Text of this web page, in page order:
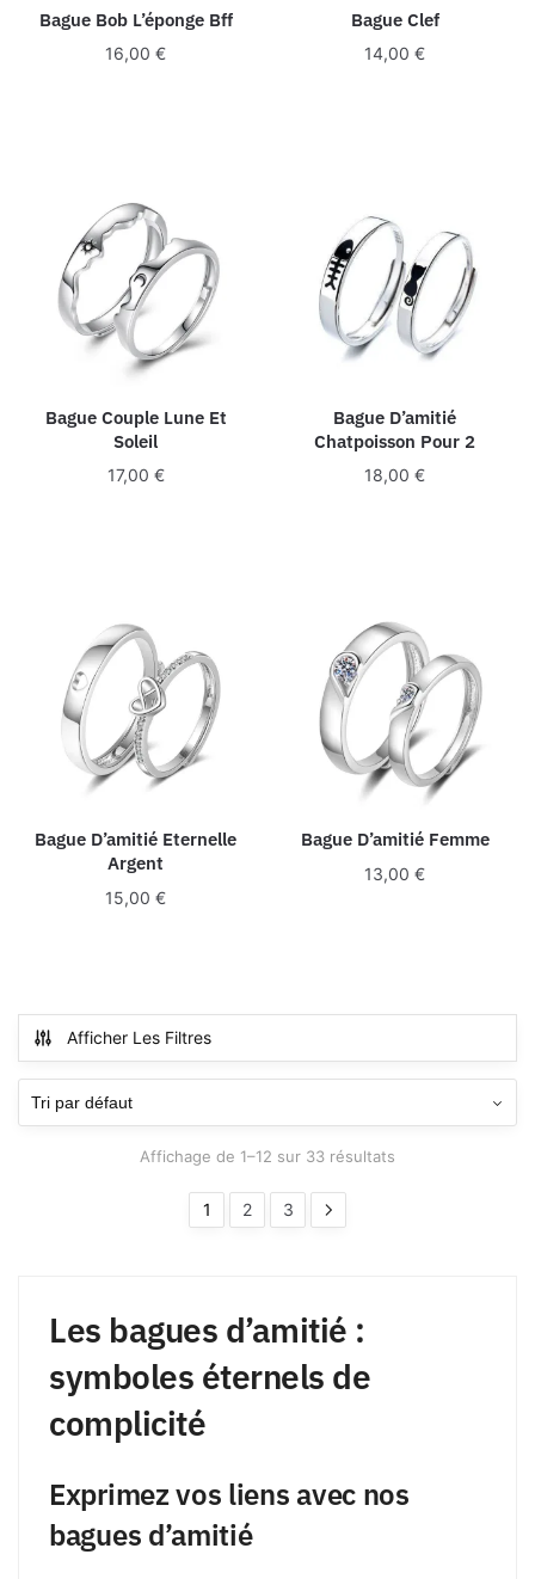
Bague Bob L’éponge Bff
16,00€
Bague Clef
14,00€
Bague Couple Lune Et
Soleil
17,00 €
Bague D’amitié
Chatpoisson Pour 2
18,00€
Bague D’amitié Eternelle
Argent
15,00€
Bague D’amitié Femme
13,00€
Afficher Les Filtres
Affichage de 1–12 sur 33 résultats
1 2 3
Les bagues d’amitié :
symboles éternels de
complicité
Exprimez vos liens avec nos
bagues d’amitié